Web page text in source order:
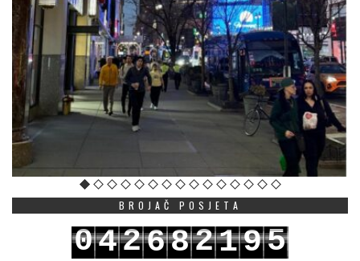
BROJAČ POSJETA
042682195